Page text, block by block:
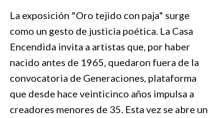
La exposición "Oro tejido con paja" surge
como un gesto de justicia poética. La Casa
Encendida invita a artistas que, por haber
nacido antes de 1965, quedaron fuera de la
convocatoria de Generaciones, plataforma
que desde hace veinticinco años impulsa a
creadores menores de 35. Esta vez se abre un